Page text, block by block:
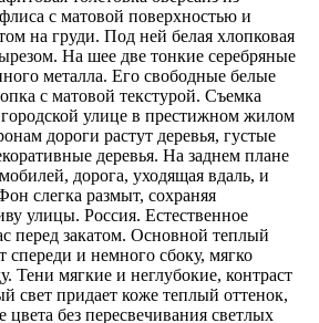
с матовой поверхностью и
на груди. Под ней белая хлопковая
На шее две тонкие серебряные
металла. Его свободные белые
с матовой текстурой. Съемка
улице в престижном жилом
дороги растут деревья, густые
деревья. На заднем плане
дорога, уходящая вдаль, и
слегка размыт, сохраняя
улицы. Россия. Естественное
перед закатом. Основной теплый
спереди и немного сбоку, мягко
Тени мягкие и неглубокие, контраст
свет придает коже теплый оттенок,
цвета без пересвечивания светлых